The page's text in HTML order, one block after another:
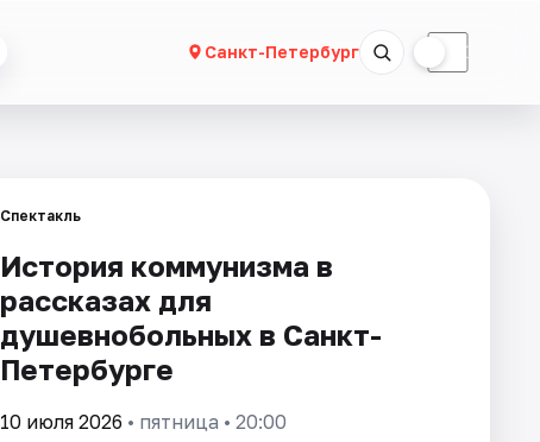
Санкт-Петербург ☾
Спектакль
История коммунизма в
рассказах для
душевнобольных в Санкт-
Петербурге
10 июля 2026 • пятница • 20:00